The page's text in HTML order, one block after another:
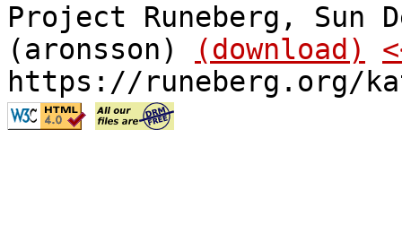
Project Runeberg, Sun
(aronsson)
(download)
https://runeberg.org/